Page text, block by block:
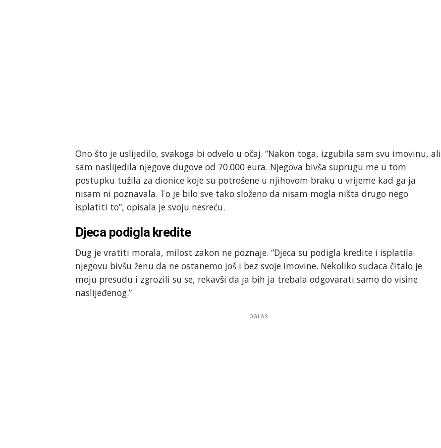
Ono što je uslijedilo, svakoga bi odvelo u očaj. “Nakon toga, izgubila sam svu imovinu, ali
sam naslijedila njegove dugove od 70.000 eura. Njegova bivša suprugu me u tom
postupku tužila za dionice koje su potrošene u njihovom braku u vrijeme kad ga ja
nisam ni poznavala. To je bilo sve tako složeno da nisam mogla ništa drugo nego
isplatiti to”, opisala je svoju nesreću.
Djeca podigla kredite
Dug je vratiti morala, milost zakon ne poznaje. “Djeca su podigla kredite i isplatila
njegovu bivšu ženu da ne ostanemo još i bez svoje imovine. Nekoliko sudaca čitalo je
moju presudu i zgrozili su se, rekavši da ja bih ja trebala odgovarati samo do visine
naslijeđenog.”
OGLAS